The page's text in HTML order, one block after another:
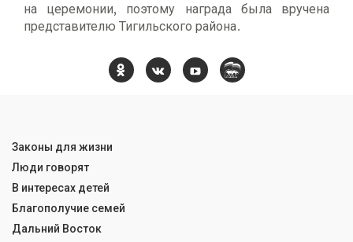
на церемонии, поэтому награда была вручена
представителю Тигильского района.
Законы для жизни
Люди говорят
В интересах детей
Благополучие семей
Дальний Восток